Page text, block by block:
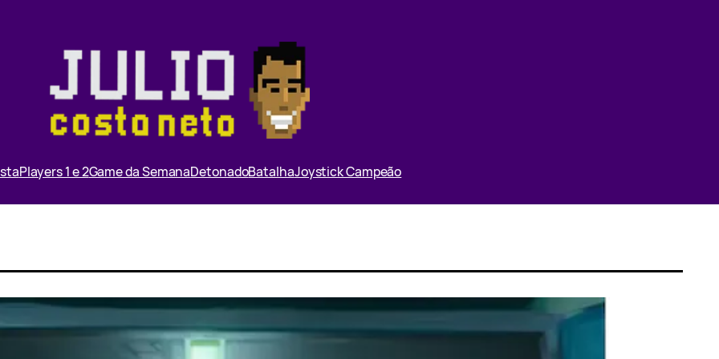
Players 1 e 2Game da SemanaDetonadoBatalhaJoystick Campeão